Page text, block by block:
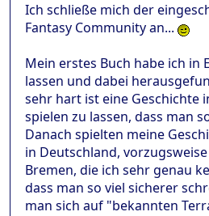
Ich schließe mich der
Fantasy Community an...
Mein erstes Buch habe ich in
lassen und dabei
sehr hart ist eine Geschichte
spielen zu lassen, dass man
Danach spielten meine
in Deutschland,
Bremen, die ich sehr genau
dass man so viel sicherer
man sich auf "bekannten